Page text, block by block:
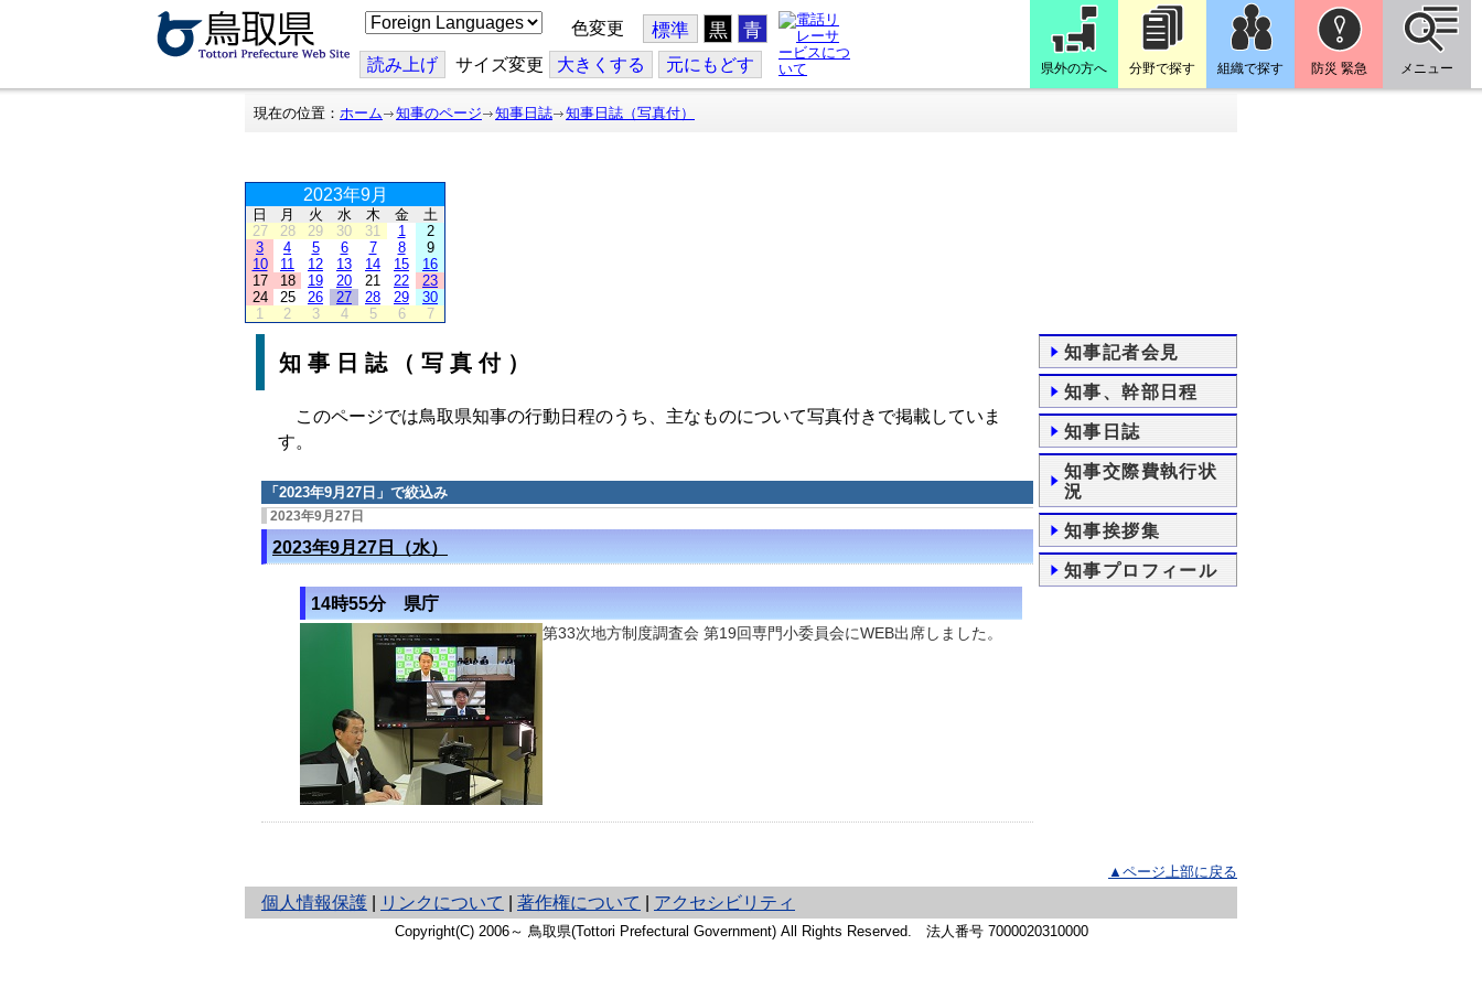
こ
の
ジ
を
翻
色変更 標準 黒 青
読み上げ サイズ変更 大きくする 元にもどす 県外の方へ 分野で探す 組織で探す 防災 緊急 メニュー
現在の位置： ホーム 知事のページ 知事日誌 知事日誌（写真付）
2023年9月
日 月 火 水 木 金
土
27
28 29 30 31 1
2
3
4 5 6 7 8
9
10
11 12 13 14 15
16
17
18 19 20 21 22
23
24
25 26 27 28 29
30
1
2 3 4 5 6 7
知事日誌（写真付）
このページでは鳥取県知事の行動日程のうち、主なものについて写真付きで掲載していま
す。
「 2023年9月27日 」で絞込み
2023年9月27日
2023年9月27日（水）
14時55分 県庁
第33次地方制度調査会 第19回専門小委員会にWEB出席しました。
知事記者会見
知事、幹部日程
知事日誌
知事交際費執行状
況
知事挨拶集
知事プロフィール
▲ページ上部に戻る
個人情報保護
と
り
リンクについて 著作権について アクセシビリティ
Copyright(C) 2006～ 鳥取県(Tottori Prefectural Government) All Rights Reserved. 法人番号 7000020310000